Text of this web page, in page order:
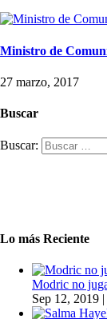
Ministro de
27 marzo, 2017
Buscar
Buscar:
Lo más Reciente
Modric no
Sep 12, 2019 |